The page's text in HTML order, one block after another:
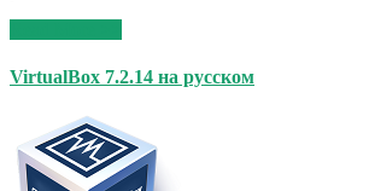
VirtualBox 7.2.14 на русском